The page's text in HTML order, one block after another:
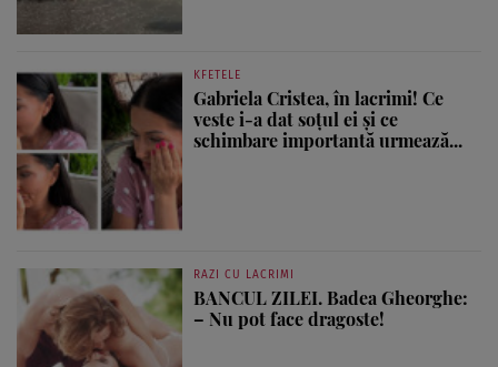
KFETELE
Gabriela Cristea, în lacrimi! Ce
veste i-a dat soțul ei și ce
schimbare importantă urmează...
RAZI CU LACRIMI
BANCUL ZILEI. Badea Gheorghe:
– Nu pot face dragoste!